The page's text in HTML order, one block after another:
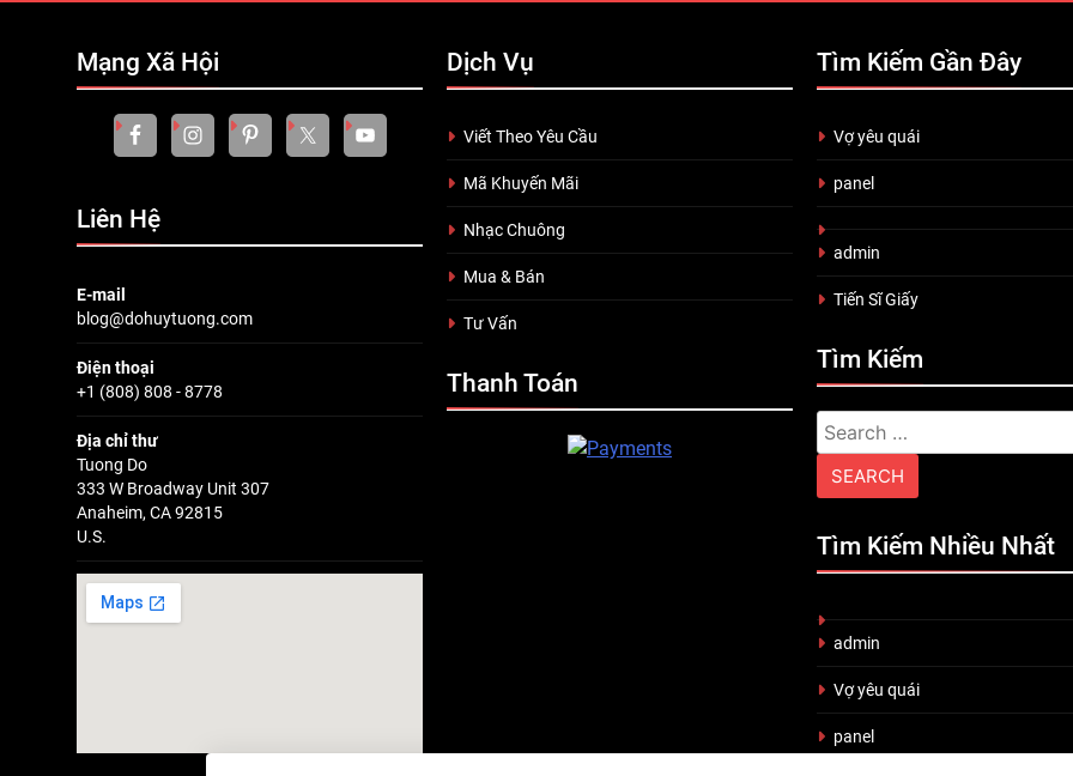
Mạng Xã Hội
Liên Hệ
E-mail
blog@dohuytuong.com
Điện thoại
+1 (808) 808 - 8778
Địa chỉ thư
Tuong Do
333 W Broadway Unit 307
Anaheim, CA 92815
U.S.
Dịch Vụ
Viết Theo Yêu Cầu
Mã Khuyến Mãi
Nhạc Chuông
Mua & Bán
Tư Vấn
Thanh Toán
Tìm Kiếm Gần Đây
Vợ yêu quái
panel
admin
Tiến Sĩ Giấy
Tìm Kiếm
Search
for:
Tìm Kiếm Nhiều Nhất
admin
Vợ yêu quái
panel